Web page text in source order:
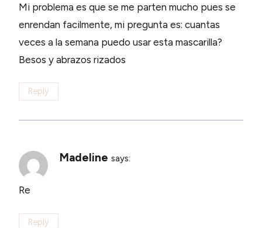
Mi problema es que se me parten mucho pues se
enrendan facilmente, mi pregunta es: cuantas
veces a la semana puedo usar esta mascarilla?
Besos y abrazos rizados
Reply
Madeline says:
Re
Reply